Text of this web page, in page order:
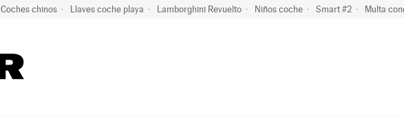
Coches chinos Llaves coche playa Lamborghini Revuelto Niños coche Smart #2 Multa